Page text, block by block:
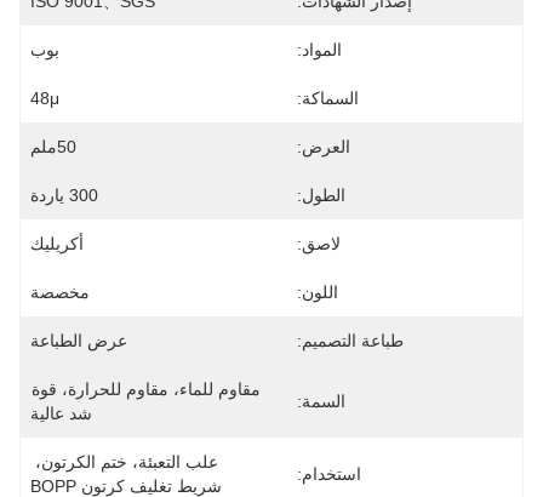
المواد: بوب
السماكة: 48μ
العرض: 50ملم
الطول: 300 ياردة
لاصق: أكريليك
اللون: مخصصة
طباعة التصميم: عرض الطباعة
السمة:
شد عالية
استخدام:
شريط تغليف كرتون BOPP